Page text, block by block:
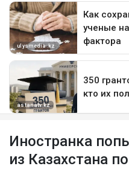
Иностранка
из Казахстана